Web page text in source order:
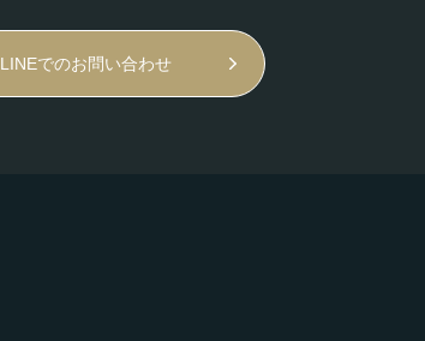
LINEでのお問い合わせ